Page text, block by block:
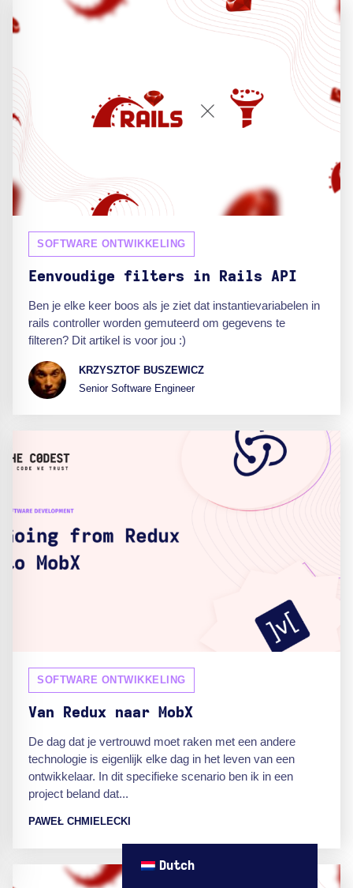
SOFTWARE ONTWIKKELING
Eenvoudige filters in Rails API
Ben je elke keer boos als je ziet dat instantievariabelen in
rails controller worden gemuteerd om gegevens te
filteren? Dit artikel is voor jou :)
KRZYSZTOF BUSZEWICZ
Senior Software Engineer
SOFTWARE ONTWIKKELING
Van Redux naar MobX
De dag dat je vertrouwd moet raken met een andere
technologie is eigenlijk elke dag in het leven van een
ontwikkelaar. In dit specifieke scenario ben ik in een
project beland dat...
PAWEŁ CHMIELECKI
Dutch